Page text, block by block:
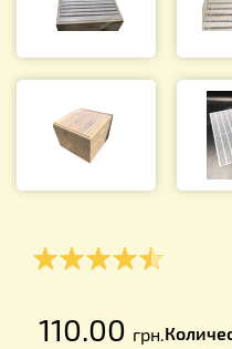
110.00 грн.